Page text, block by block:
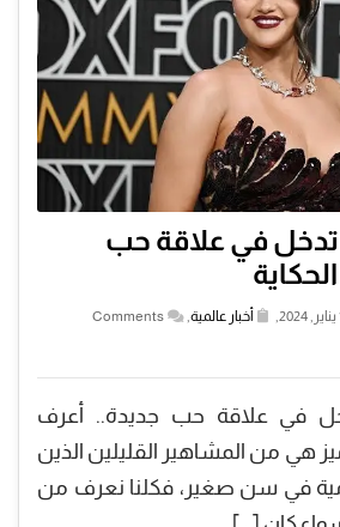
تدخل في علاقة حب
أخبار عالمية,
Comments
في علاقة حب جديدة.. أعرف
هي من المشاهير القليلين الذين
في سن صغير، فكلنا نعرف من